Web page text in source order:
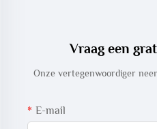
Vraag een
Onze vertegenwoordiger
E-mail